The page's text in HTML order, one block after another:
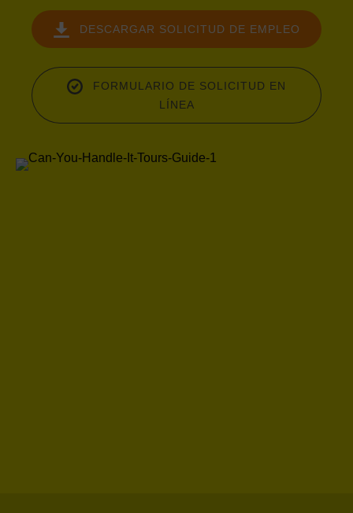
DESCARGAR SOLICITUD DE EMPLEO
in
new
window)
FORMULARIO DE SOLICITUD EN
LÍNEA
in